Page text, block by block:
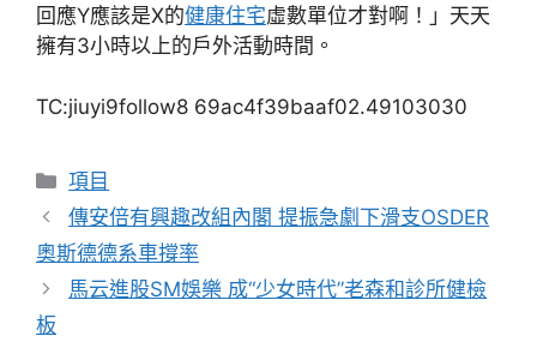
回應Y應該是X的健康住宅虛數單位才對啊！」天天
擁有3小時以上的戶外活動時間。
TC:jiuyi9follow8 69ac4f39baaf02.49103030
分
類
項目
傳安倍有興趣改組內閣 提振急劇下滑支OSDER
奧斯德德系車撐率
馬云進股SM娛樂 成“少女時代”老森和診所健檢
板